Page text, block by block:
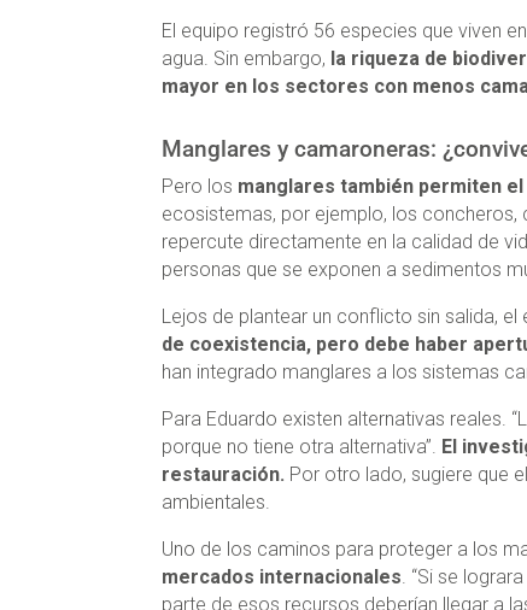
El equipo registró 56 especies que viven
agua. Sin embargo, la riqueza de
mayor en los sectores con menos
Manglares y camaroneras:
Pero los manglares también permiten
ecosistemas, por ejemplo, los
repercute directamente en la calidad de
personas que se exponen a sedimentos
Lejos de plantear un conflicto sin salida,
de coexistencia, pero debe haber
han integrado manglares a los sistemas
Para Eduardo existen alternativas reales.
porque no tiene otra alternativa”. El
restauración. Por otro lado, sugiere que
ambientales.
Uno de los caminos para proteger a los
mercados internacionales. “Si se
parte de esos recursos deberían llegar a